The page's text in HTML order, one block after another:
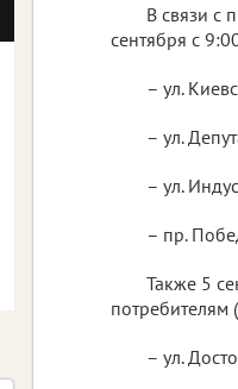
В связи с
сентября с
– ул.
– ул.
– ул.
– пр.
Также 5
– ул.